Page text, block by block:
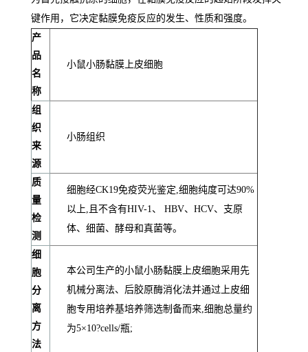
键作用，它决定黏膜免疫反应的发生、性质和强度。
产
品
名
称
小鼠小肠黏膜上皮细胞
组
织
来
源
小肠组织
质
量
检
测
细胞经CK19免疫荧光鉴定,细胞纯度可达90%
以上,且不含有HIV-1、 HBV、HCV、支原
体、细菌、酵母和真菌等。
细
胞
分
离
方
法
本公司生产的小鼠小肠黏膜上皮细胞采用先
机械分离法、后胶原酶消化法并通过上皮细
胞专用培养基培养筛选制备而来,细胞总量约
为5×10?cells/瓶;